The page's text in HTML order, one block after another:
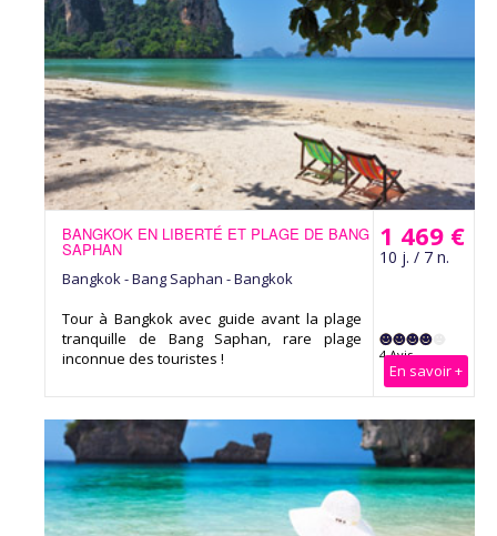
1 469 €
10 j. / 7 n.
4 Avis
En savoir +
BANGKOK EN LIBERTÉ ET PLAGE DE BANG
SAPHAN
Bangkok - Bang Saphan - Bangkok
Tour à Bangkok avec guide avant la plage
tranquille de Bang Saphan, rare plage
inconnue des touristes !